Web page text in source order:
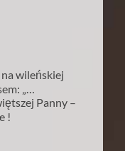
wileńskiej
„…
Panny –
!